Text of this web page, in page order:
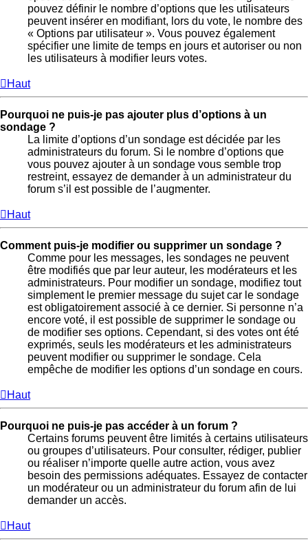
pouvez définir le nombre d’options que les utilisateurs
peuvent insérer en modifiant, lors du vote, le nombre des
« Options par utilisateur ». Vous pouvez également
spécifier une limite de temps en jours et autoriser ou non
les utilisateurs à modifier leurs votes.
Haut
Pourquoi ne puis-je pas ajouter plus d’options à un
sondage ?
La limite d’options d’un sondage est décidée par les
administrateurs du forum. Si le nombre d’options que
vous pouvez ajouter à un sondage vous semble trop
restreint, essayez de demander à un administrateur du
forum s’il est possible de l’augmenter.
Haut
Comment puis-je modifier ou supprimer un sondage ?
Comme pour les messages, les sondages ne peuvent
être modifiés que par leur auteur, les modérateurs et les
administrateurs. Pour modifier un sondage, modifiez tout
simplement le premier message du sujet car le sondage
est obligatoirement associé à ce dernier. Si personne n’a
encore voté, il est possible de supprimer le sondage ou
de modifier ses options. Cependant, si des votes ont été
exprimés, seuls les modérateurs et les administrateurs
peuvent modifier ou supprimer le sondage. Cela
empêche de modifier les options d’un sondage en cours.
Haut
Pourquoi ne puis-je pas accéder à un forum ?
Certains forums peuvent être limités à certains utilisateurs
ou groupes d’utilisateurs. Pour consulter, rédiger, publier
ou réaliser n’importe quelle autre action, vous avez
besoin des permissions adéquates. Essayez de contacter
un modérateur ou un administrateur du forum afin de lui
demander un accès.
Haut